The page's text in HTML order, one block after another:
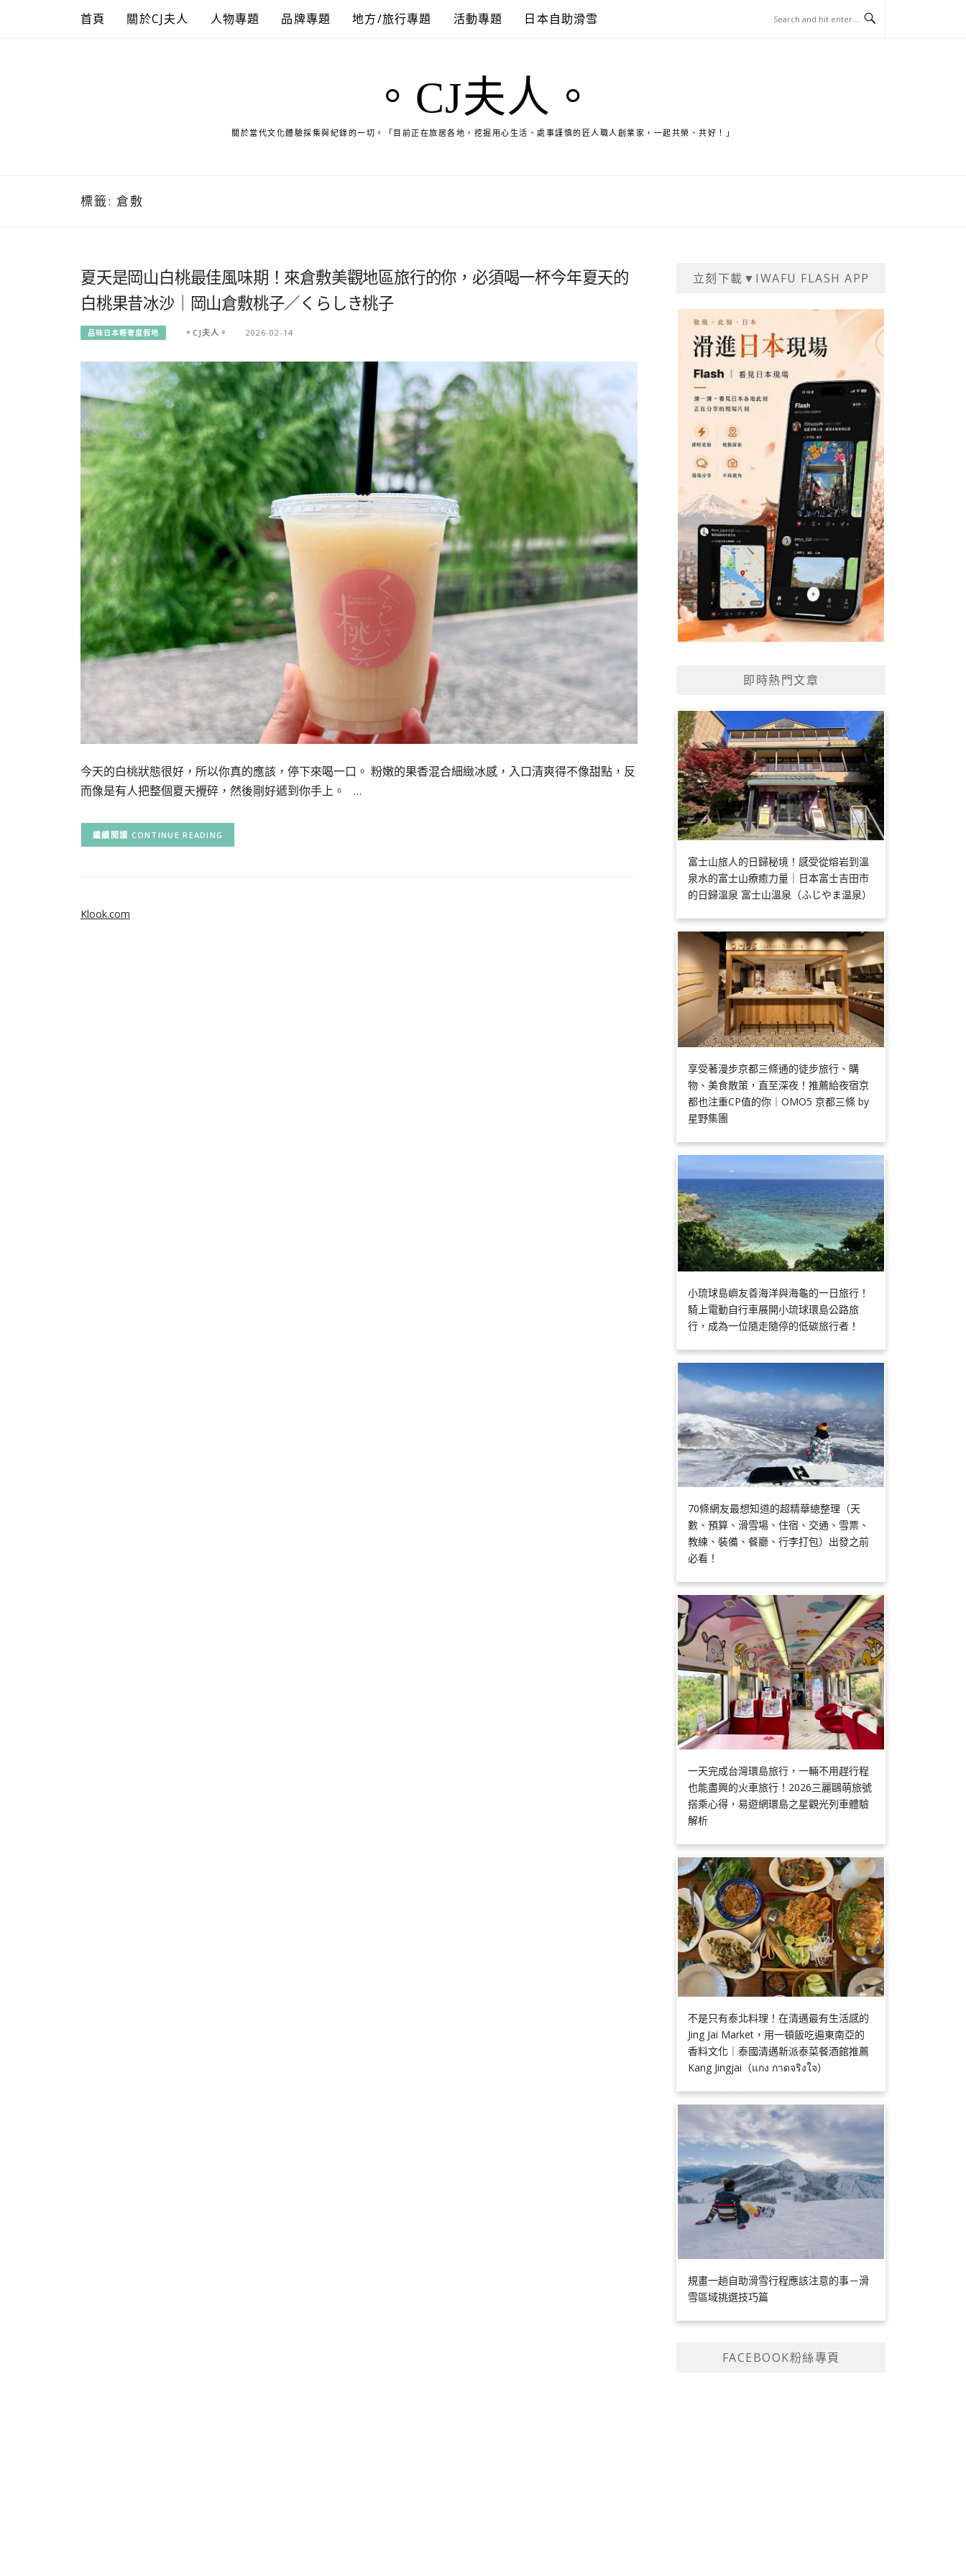
首頁 關於CJ夫人 人物專題 品牌專題 地方/旅行專題 活動專題 日本自助滑雪
。CJ夫人。
關於當代文化體驗採集與紀錄的一切。「目前正在旅居各地，挖掘用心生活、處事謹慎的匠人職人創業家，一起共榮、共好！」
標籤: 倉敷
夏天是岡山白桃最佳風味期！來倉敷美觀地區旅行的你，必須喝一杯今年夏天的
白桃果昔冰沙｜岡山倉敷桃子／くらしき桃子
品味日本輕奢度假地 。CJ夫人。 2026-02-14
今天的白桃狀態很好，所以你真的應該，停下來喝一口。 粉嫩的果香混合細緻冰感，入口清爽得不像甜點，反
而像是有人把整個夏天攪碎，然後剛好遞到你手上。 …
CONTINUE READING
立刻下載▼IWAFU FLASH APP
即時熱門文章
富士山旅人的日歸秘境！感受從熔岩到溫
泉水的富士山療癒力量｜日本富士吉田市
的日歸溫泉 富士山溫泉（ふじやま温泉）
享受著漫步京都三條通的徒步旅行、購
物、美食散策，直至深夜！推薦給夜宿京
都也注重CP值的你｜OMO5 京都三條 by
星野集團
小琉球島嶼友善海洋與海龜的一日旅行！
騎上電動自行車展開小琉球環島公路旅
行，成為一位隨走隨停的低碳旅行者！
70條網友最想知道的超精華總整理（天
數、預算、滑雪場、住宿、交通、雪票、
教練、裝備、餐廳、行李打包）出發之前
必看！
一天完成台灣環島旅行，一輛不用趕行程
也能盡興的火車旅行！2026三麗鷗萌旅號
搭乘心得，易遊網環島之星觀光列車體驗
解析
不是只有泰北料理！在清邁最有生活感的
Jing Jai Market，用一頓飯吃遍東南亞的
香料文化｜泰國清邁新派泰菜餐酒館推薦
Kang Jingjai（แกง กาดจริงใจ）
規畫一趟自助滑雪行程應該注意的事－滑
雪區域挑選技巧篇
FACEBOOK粉絲專頁
Klook.com